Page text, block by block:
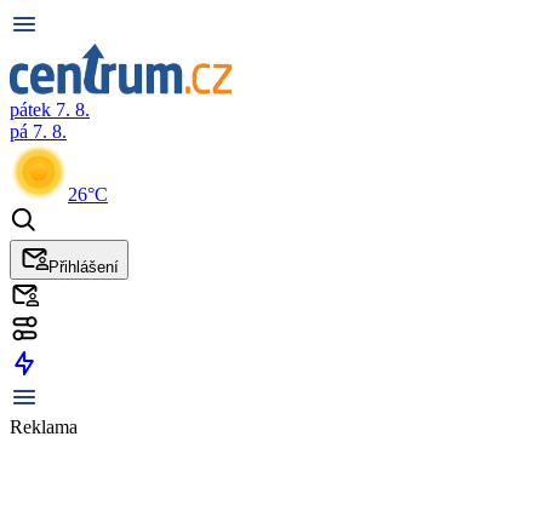
pátek 7. 8.
pá 7. 8.
26°C
Přihlášení
Reklama